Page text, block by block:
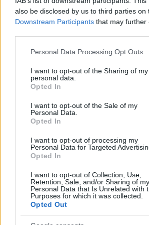
also be disclosed by us to third parties on
Downstream Participants that may further
Please note that this website/app uses
not limited to your visit or usage
grant or deny consent to Google and its
use your data for below specified
consent section.
Personal Data Processing Opt Outs
I want to opt-out of the Sharing of my
personal data.
Opted In
I want to opt-out of the Sale of my
Personal Data.
Opted In
I want to opt-out of processing my
Personal Data for Targeted
Opted In
I want to opt-out of Collection, Use,
Retention, Sale, and/or Sharing of my
Personal Data that Is Unrelated with
Purposes for which it was collected.
Opted Out
Continua a leggere
LIFESTYLE